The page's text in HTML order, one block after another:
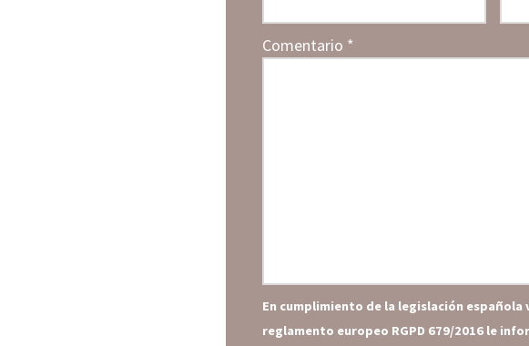
Comentario *
En cumplimiento de la legislación
reglamento europeo RGPD 679/2016 le